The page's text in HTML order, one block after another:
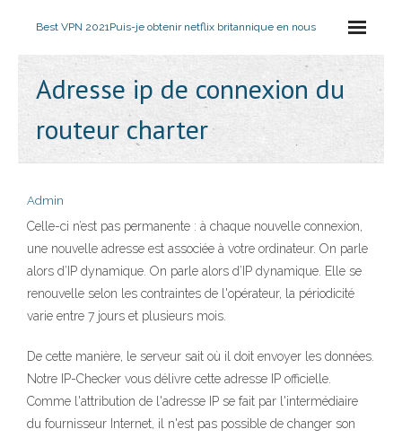
Best VPN 2021Puis-je obtenir netflix britannique en nous
Adresse ip de connexion du
routeur charter
Admin
Celle-ci n’est pas permanente : à chaque nouvelle connexion,
une nouvelle adresse est associée à votre ordinateur. On parle
alors d’IP dynamique. On parle alors d’IP dynamique. Elle se
renouvelle selon les contraintes de l'opérateur, la périodicité
varie entre 7 jours et plusieurs mois.
De cette manière, le serveur sait où il doit envoyer les données.
Notre IP-Checker vous délivre cette adresse IP officielle.
Comme l'attribution de l'adresse IP se fait par l'intermédiaire
du fournisseur Internet, il n'est pas possible de changer son